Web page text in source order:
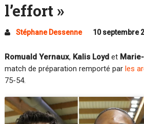
l’effort »
Stéphane Dessenne 10 septembre
Romuald Yernaux, Kalis Loydet
match de préparation remporté par les
75-54.